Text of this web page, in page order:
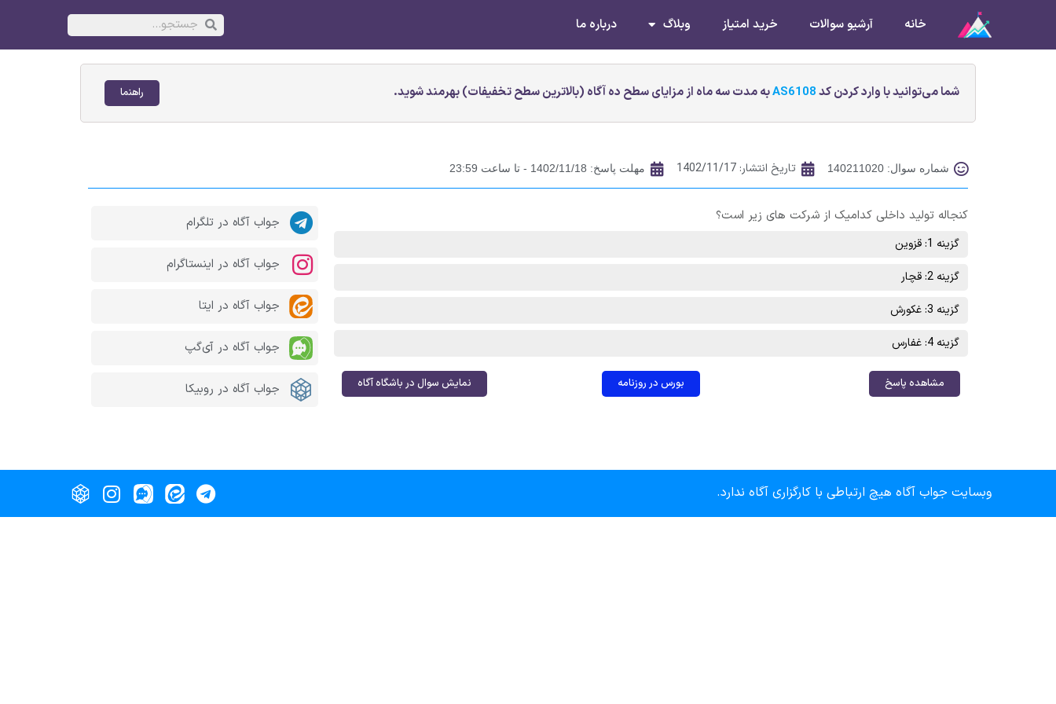
خانه آرشیو سوالات خرید امتیاز وبلاگ درباره ما
شما می‌توانید با وارد کردن کدAS6108به مدت سه ماه از مزایای سطح ده آگاه (بالاترین سطح تخفیفات) بهرمند شوید. راهنما
شماره سوال: 140211020 تاریخ انتشار: 1402/11/17 مهلت پاسخ: 1402/11/18 - تا ساعت 23:59
کنجاله تولید داخلی کدامیک از شرکت های زیر است؟
گزینه 1: قزوین
گزینه 2: قچار
گزینه 3: غکورش
گزینه 4: غفارس
مشاهده پاسخ بورس در روزنامه نمایش سوال در باشگاه آگاه
جواب آگاه در تلگرام
جواب آگاه در اینستاگرام
جواب آگاه در ایتا
جواب آگاه در آی‌گپ
جواب آگاه در روبیکا
وبسایت جواب آگاه هیچ ارتباطی با کارگزاری آگاه ندارد.